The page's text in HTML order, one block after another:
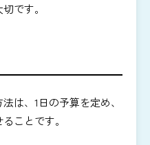
です。
は、1日の予算を定め、
ことです。